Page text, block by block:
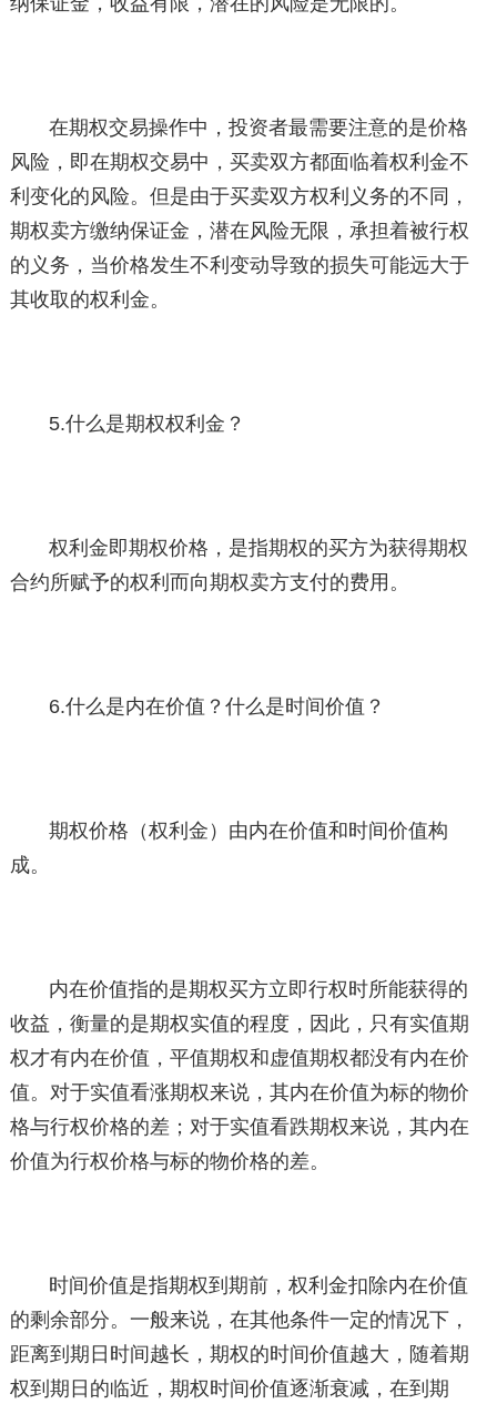
在期权交易操作中，投资者最需要注意的是价格
风险，即在期权交易中，买卖双方都面临着权利金不
利变化的风险。但是由于买卖双方权利义务的不同，
期权卖方缴纳保证金，潜在风险无限，承担着被行权
的义务，当价格发生不利变动导致的损失可能远大于
其收取的权利金。
5.什么是期权权利金？
权利金即期权价格，是指期权的买方为获得期权
合约所赋予的权利而向期权卖方支付的费用。
6.什么是内在价值？什么是时间价值？
期权价格（权利金）由内在价值和时间价值构
成。
内在价值指的是期权买方立即行权时所能获得的
收益，衡量的是期权实值的程度，因此，只有实值期
权才有内在价值，平值期权和虚值期权都没有内在价
值。对于实值看涨期权来说，其内在价值为标的物价
格与行权价格的差；对于实值看跌期权来说，其内在
价值为行权价格与标的物价格的差。
时间价值是指期权到期前，权利金扣除内在价值
的剩余部分。一般来说，在其他条件一定的情况下，
距离到期日时间越长，期权的时间价值越大，随着期
权到期日的临近，期权时间价值逐渐衰减，在到期